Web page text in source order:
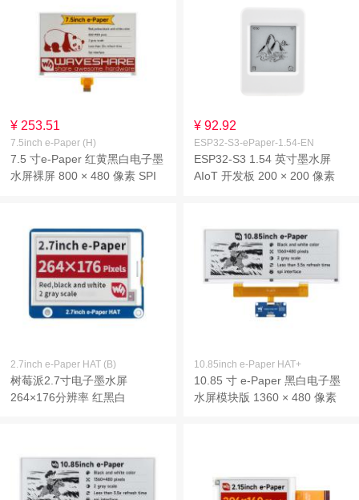
¥ 253.51
7.5inch e-Paper (H)
7.5 寸e-Paper 红黄黑白电子墨
水屏裸屏 800 × 480 像素 SPI
¥ 92.92
ESP32-S3-ePaper-1.54-EN
ESP32-S3 1.54 英寸墨水屏
AIoT 开发板 200 × 200 像素
2.7inch e-Paper HAT (B)
树莓派2.7寸电子墨水屏
264×176分辨率 红黑白
10.85inch e-Paper HAT+
10.85 寸 e-Paper 黑白电子墨
水屏模块版 1360 × 480 像素